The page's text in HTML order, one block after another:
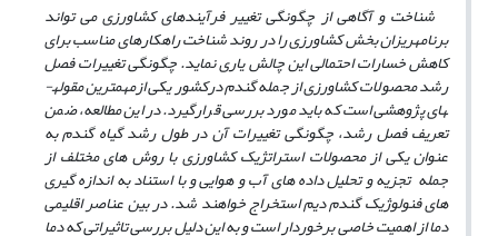
شناخت و آگاهی از چگونگی تغییر فرآیندهای کشاورزی می تواند
برنامه­ریزان بخش کشاورزی را در روند شناخت راهکارهای مناسب برای
کاهش خسارات احتمالی این چالش یاری نماید. چگونگی تغییرات فصل
رشد محصولات کشاورزی از جمله گندم درکشور یکی ازمهمترین مقوله­
های پژوهشی است که باید مورد بررسی قرارگیرد. در این مطالعه، ضمن
تعریف فصل رشد، چگونگی تغییرات آن در طول رشد گیاه گندم به
عنوان یکی از محصولات استراتژیک کشاورزی با روش های مختلف از
جمله تجزیه و تحلیل داده های آب و هوایی و با استناد به اندازه گیری
های فنولوژیک گندم دیم استخراج خواهند شد. در بین عناصر اقلیمی
دما از اهمیت خاصی برخوردار است و به این دلیل بررسی تاثیراتی که دما